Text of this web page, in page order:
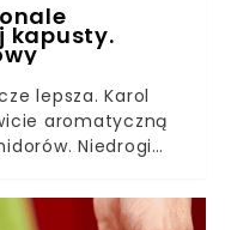
kapusty.
lepsza. Karol
aromatyczną
Niedrogi
Musicie